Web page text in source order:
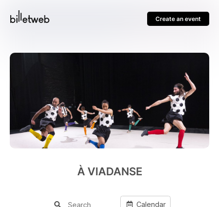
Create an event
À VIADANSE